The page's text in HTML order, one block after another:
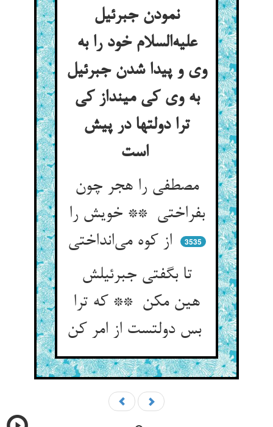
نمودن جبرئیل
علیه‌السلام خود را به
وی و پیدا شدن جبرئیل
به وی کی مینداز کی
ترا دولتها در پیش
است
مصطفی را هجر چون
بفراختی ** خویش را
از کوه می‌انداختی
3535
تا بگفتی جبرئیلش
هین مکن ** که ترا
بس دولتست از امر کن